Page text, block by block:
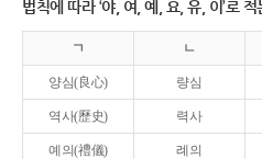
법칙에 따라 ‘야, 여, 예, 요, 유, 이’로
ㄱ ㄴ
양심(良心) 량심
역사(歷史) 력사
예의(禮儀) 례의